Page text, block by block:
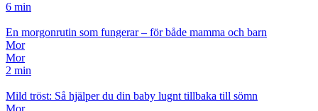
6 min
En morgonrutin som fungerar – för både mamma och barn
Mor
Mor
2 min
Mild tröst: Så hjälper du din baby lugnt tillbaka till sömn